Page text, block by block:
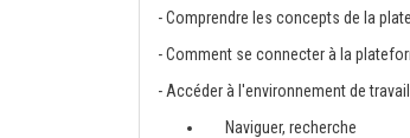
- Comprendre les concepts de la
- Comment se connecter à la
- Accéder à l'environnement de
Naviguer, recherche